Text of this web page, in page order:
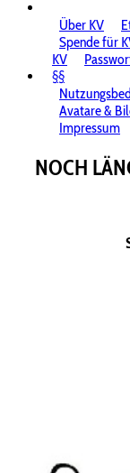
Über KV
Spende für
KV
§§
Avatare &
Impressum
NOCH